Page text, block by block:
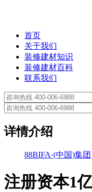
首页
关于我们
装修建材知识
装修建材百科
联系我们
详情介绍
88BIFA·(中国)集团
注册资本1